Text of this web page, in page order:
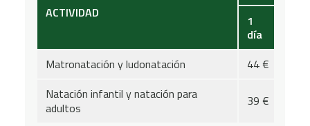
ACTIVIDAD
1
día
Matronatación y ludonatación
44 €
Natación infantil y natación para
adultos
39 €